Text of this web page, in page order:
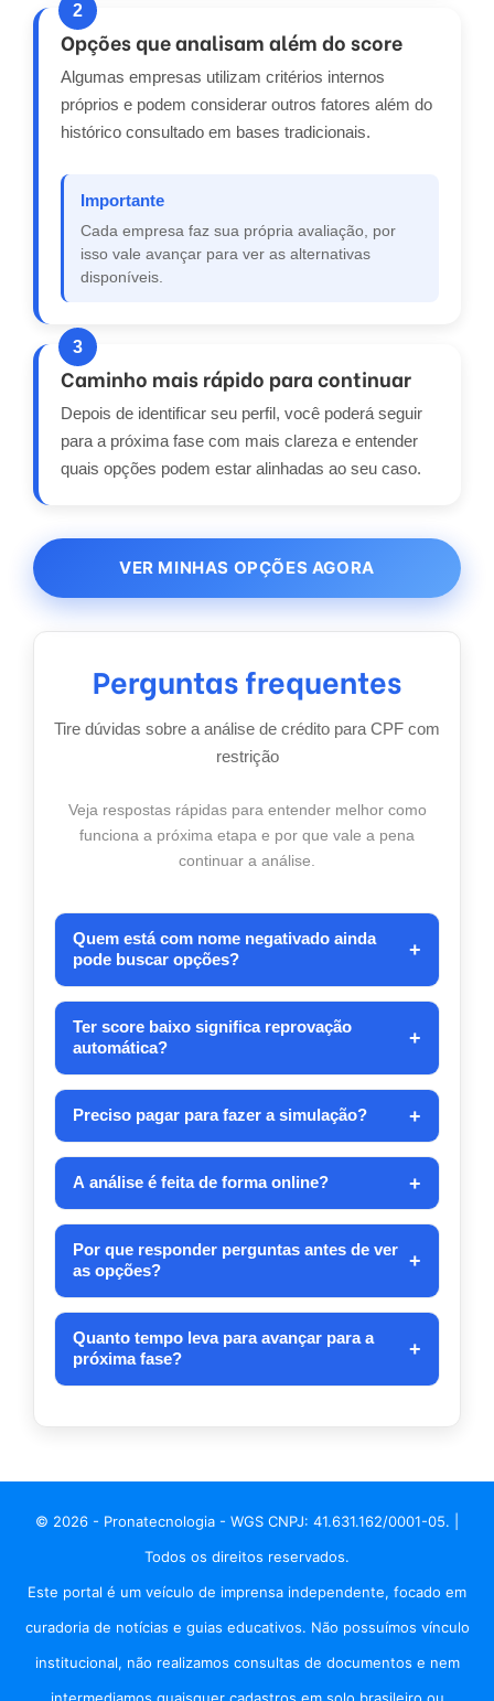
2
Opções que analisam além do score
Algumas empresas utilizam critérios internos
próprios e podem considerar outros fatores além do
histórico consultado em bases tradicionais.
Importante
Cada empresa faz sua própria avaliação, por
isso vale avançar para ver as alternativas
disponíveis.
3
Caminho mais rápido para continuar
Depois de identificar seu perfil, você poderá seguir
para a próxima fase com mais clareza e entender
quais opções podem estar alinhadas ao seu caso.
VER MINHAS OPÇÕES AGORA
Perguntas frequentes
Tire dúvidas sobre a análise de crédito para CPF com
restrição
Veja respostas rápidas para entender melhor como
funciona a próxima etapa e por que vale a pena
continuar a análise.
Quem está com nome negativado ainda
pode buscar opções?
+
Sim. Algumas empresas fazem avaliações próprias e
podem considerar outros dados além das consultas
mais conhecidas. Por isso, vale conferir as alternativas
disponíveis.
Ter score baixo significa reprovação
automática?
+
Nem sempre. O score pode ser um dos fatores
observados, mas algumas análises também levam em
conta renda, perfil cadastral e outros critérios internos.
Preciso pagar para fazer a simulação? +
Não. A etapa de simulação e análise inicial deve ser
gratuita. É importante desconfiar de qualquer
cobrança antecipada antes da contratação formal.
A análise é feita de forma online? +
Na maioria dos casos, sim. O processo costuma
começar online, com preenchimento de dados básicos
e uma etapa rápida de identificação de perfil.
Por que responder perguntas antes de ver
as opções?
+
Essa etapa ajuda a filtrar o que pode fazer mais
sentido para o seu caso, melhorando o
direcionamento para opções mais compatíveis.
Quanto tempo leva para avançar para a
próxima fase?
+
© 2026 - Pronatecnologia - WGS CNPJ: 41.631.162/0001-05. |
Todos os direitos reservados.
Este portal é um veículo de imprensa independente, focado em
curadoria de notícias e guias educativos. Não possuímos vínculo
institucional, não realizamos consultas de documentos e nem